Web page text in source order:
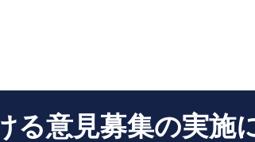
る意見募集の実施